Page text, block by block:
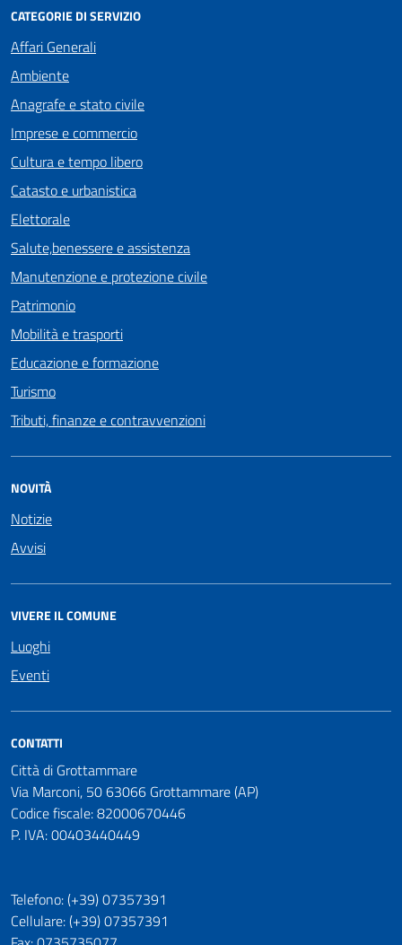
CATEGORIE DI SERVIZIO
Affari Generali
Ambiente
Anagrafe e stato civile
Imprese e commercio
Cultura e tempo libero
Catasto e urbanistica
Elettorale
Salute,benessere e assistenza
Manutenzione e protezione civile
Patrimonio
Mobilità e trasporti
Educazione e formazione
Turismo
Tributi, finanze e contravvenzioni
NOVITÀ
Notizie
Avvisi
VIVERE IL COMUNE
Luoghi
Eventi
CONTATTI
Città di Grottammare
Via Marconi, 50 63066 Grottammare (AP)
Codice fiscale: 82000670446
P. IVA: 00403440449
Telefono: (+39) 07357391
Cellulare: (+39) 07357391